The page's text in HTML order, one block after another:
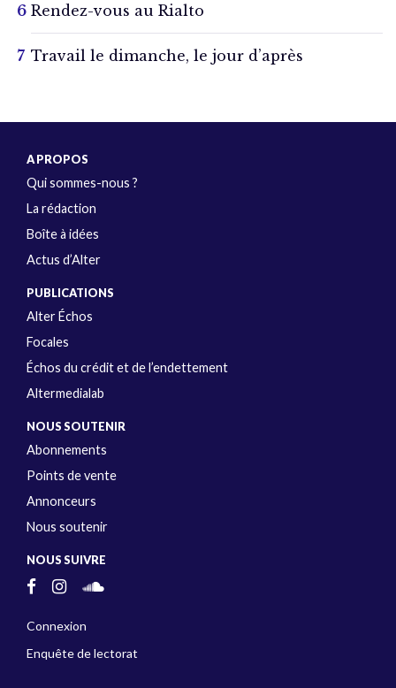
Rendez-vous au Rialto
Travail le dimanche, le jour d’après
A PROPOS
Qui sommes-nous ?
La rédaction
Boîte à idées
Actus d’Alter
PUBLICATIONS
Alter Échos
Focales
Échos du crédit et de l’endettement
Altermedialab
NOUS SOUTENIR
Abonnements
Points de vente
Annonceurs
Nous soutenir
NOUS SUIVRE
Connexion
Enquête de lectorat